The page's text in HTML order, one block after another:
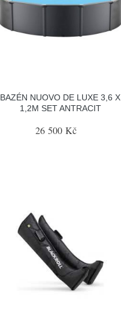
BAZÉN NUOVO DE LUXE 3,6 X
1,2M SET ANTRACIT
26 500 Kč